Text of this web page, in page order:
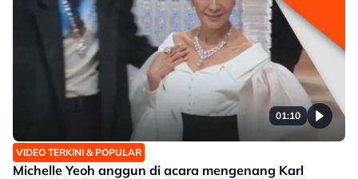
01:10
VIDEO TERKINI & POPULAR
Michelle Yeoh anggun di acara mengenang Karl